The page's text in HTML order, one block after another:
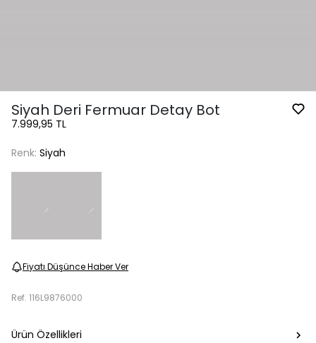
Siyah Deri Fermuar Detay Bot
7.999,95 TL
Renk: Siyah
Fiyatı Düşünce Haber Ver
Ref. 116L9876000
Ürün Özellikleri